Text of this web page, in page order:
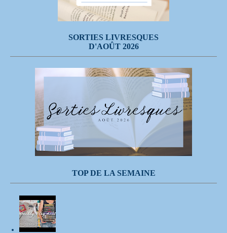
SORTIES LIVRESQUES
D'AOÛT 2026
TOP DE LA SEMAINE